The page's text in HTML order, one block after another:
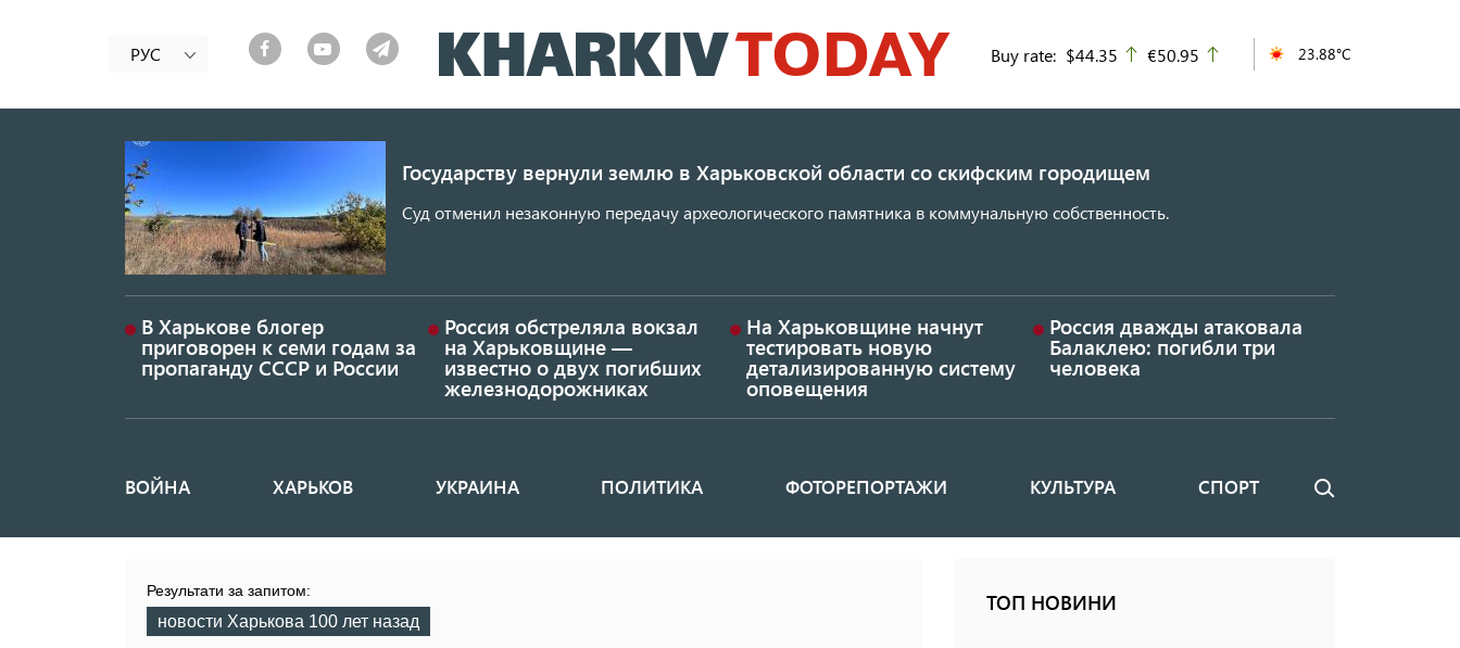
к
основному
РУС Buy rate: $44.35 up
€50.95 23.88°C
Государству вернули землю в Харьковской области со скифским городищем
Суд отменил незаконную передачу археологического памятника в коммунальную собственность.
В Харькове блогер
приговорен к семи годам за
пропаганду СССР и России
Россия обстреляла вокзал
на Харьковщине —
известно о двух погибших
железнодорожниках
На Харьковщине начнут
тестировать новую
детализированную систему
оповещения
Россия дважды атаковала
Балаклею: погибли три
человека
Основная
ВОЙНА ХАРЬКОВ УКРАИНА ПОЛИТИКА ФОТОРЕПОРТАЖИ КУЛЬТУРА СПОРТ Поиск
Результати за запитом:
новости Харькова 100 лет назад
ТОП НОВИНИ